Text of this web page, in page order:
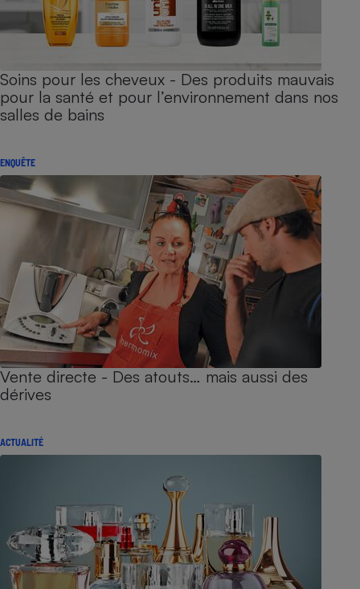
Soins pour les cheveux - Des produits mauvais
pour la santé et pour l’environnement dans nos
salles de bains
ENQUÊTE
Vente directe - Des atouts… mais aussi des
dérives
ACTUALITÉ